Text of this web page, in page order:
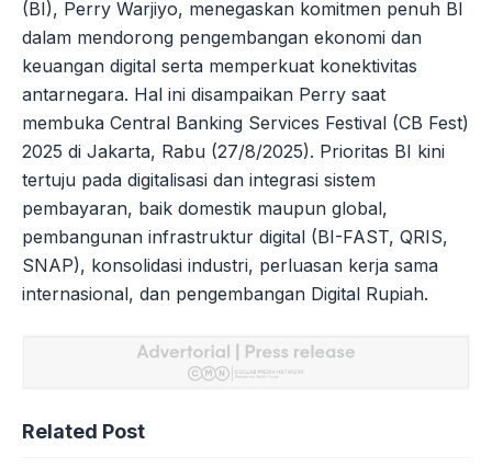
(BI), Perry Warjiyo, menegaskan komitmen penuh BI
dalam mendorong pengembangan ekonomi dan
keuangan digital serta memperkuat konektivitas
antarnegara. Hal ini disampaikan Perry saat
membuka Central Banking Services Festival (CB Fest)
2025 di Jakarta, Rabu (27/8/2025). Prioritas BI kini
tertuju pada digitalisasi dan integrasi sistem
pembayaran, baik domestik maupun global,
pembangunan infrastruktur digital (BI-FAST, QRIS,
SNAP), konsolidasi industri, perluasan kerja sama
internasional, dan pengembangan Digital Rupiah.
Related Post